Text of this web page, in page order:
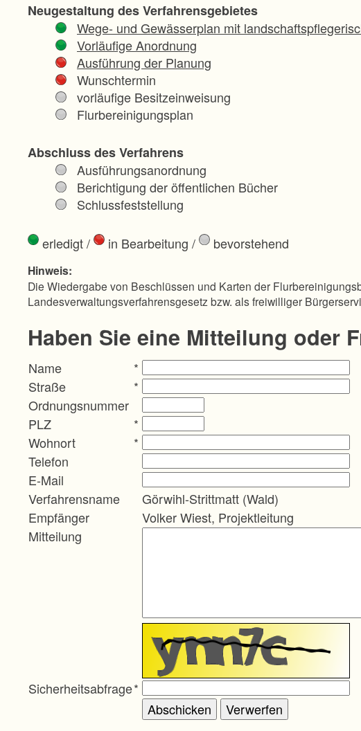
Neugestaltung des Verfahrensgebietes
Wege- und Gewässerplan mit
Vorläufige Anordnung
Ausführung der Planung
Wunschtermin
vorläufige Besitzeinweisung
Flurbereinigungsplan
Abschluss des Verfahrens
Ausführungsanordnung
Berichtigung der öffentlichen Bücher
Schlussfeststellung
erledigt/ in Bearbeitung / bevorstehend
Hinweis:
Die Wiedergabe von Beschlüssen und Karten der
Landesverwaltungsverfahrensgesetz bzw. als freiwilliger
Haben Sie eine Mitteilung oder
Name
*
Straße
*
Ordnungsnummer
PLZ
*
Wohnort
*
Telefon
E-Mail
Verfahrensname
Görwihl-Strittmatt (Wald)
Empfänger
Volker Wiest, Projektleitung
Mitteilung
Sicherheitsabfrage*